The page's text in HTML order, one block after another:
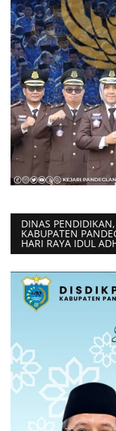
DINAS
KABUPATEN
HARI RAYA IDUL